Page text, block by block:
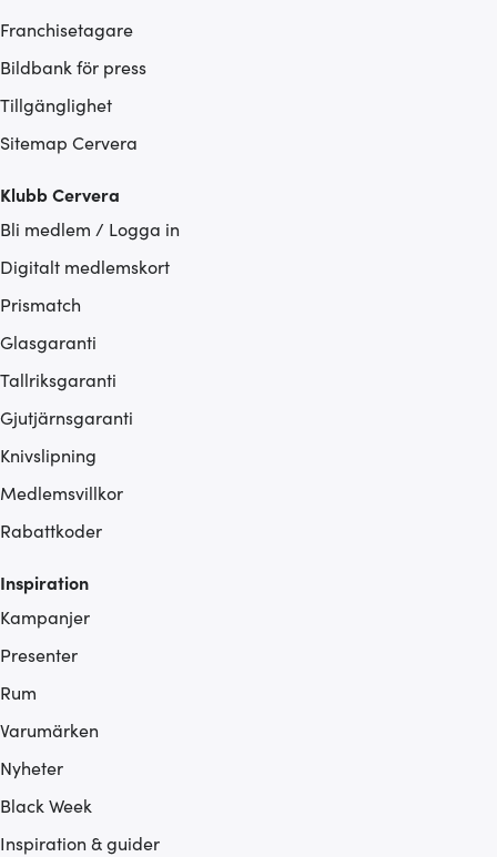
Franchisetagare
Bildbank för press
Tillgänglighet
Sitemap Cervera
Klubb Cervera
Bli medlem / Logga in
Digitalt medlemskort
Prismatch
Glasgaranti
Tallriksgaranti
Gjutjärnsgaranti
Knivslipning
Medlemsvillkor
Rabattkoder
Inspiration
Kampanjer
Presenter
Rum
Varumärken
Nyheter
Black Week
Inspiration & guider